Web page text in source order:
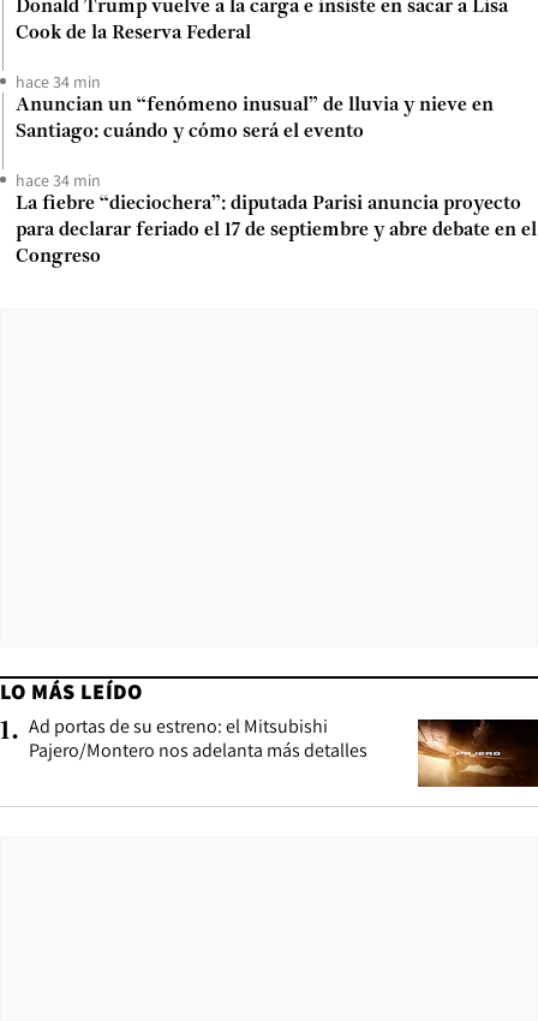
Donald Trump vuelve a la carga e insiste en sacar a Lisa
Cook de la Reserva Federal
hace 34 min
Anuncian un “fenómeno inusual” de lluvia y nieve en
Santiago: cuándo y cómo será el evento
hace 34 min
La fiebre “dieciochera”: diputada Parisi anuncia proyecto
para declarar feriado el 17 de septiembre y abre debate en el
Congreso
LO MÁS LEÍDO
1. Ad portas de su estreno: el Mitsubishi
Pajero/Montero nos adelanta más detalles